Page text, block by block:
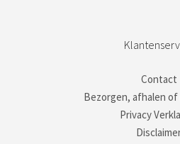
Contact
Bezorgen, afhalen
Privacy